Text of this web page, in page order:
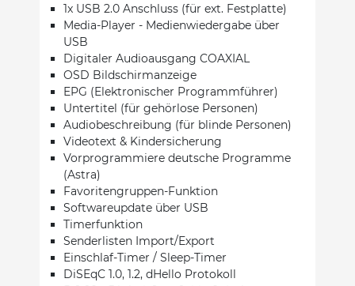
1x USB 2.0 Anschluss (für ext. Festplatte)
Media-Player - Medienwiedergabe über
USB
Digitaler Audioausgang COAXIAL
OSD Bildschirmanzeige
EPG (Elektronischer Programmführer)
Untertitel (für gehörlose Personen)
Audiobeschreibung (für blinde Personen)
Videotext & Kindersicherung
Vorprogrammiere deutsche Programme
(Astra)
Favoritengruppen-Funktion
Softwareupdate über USB
Timerfunktion
Senderlisten Import/Export
Einschlaf-Timer / Sleep-Timer
DiSEqC 1.0, 1.2, dHello Protokoll